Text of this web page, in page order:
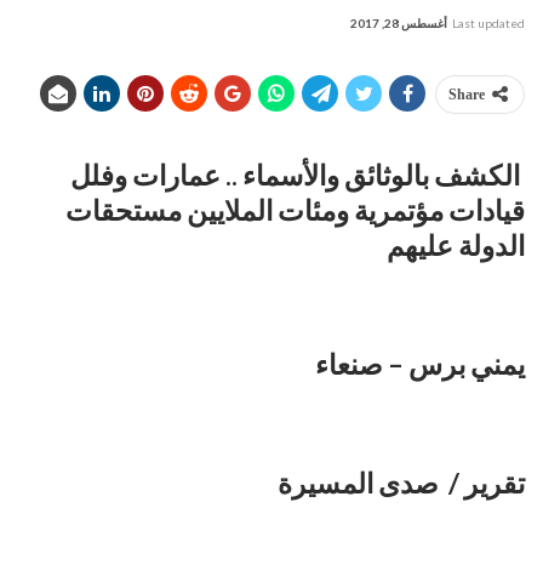
Last updated أغسطس 28, 2017
Share
الكشف بالوثائق والأسماء .. عمارات وفلل
قيادات مؤتمرية ومئات الملايين مستحقات
الدولة عليهم
يمني برس – صنعاء
تقرير / صدى المسيرة